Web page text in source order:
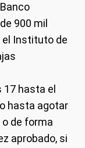
900 mil
el Instituto de
hasta el
hasta agotar
de forma
aprobado, si